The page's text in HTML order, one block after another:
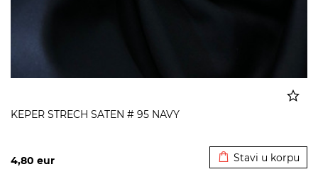
KEPER STRECH SATEN # 95 NAVY
4,80 eur Stavi u korpu